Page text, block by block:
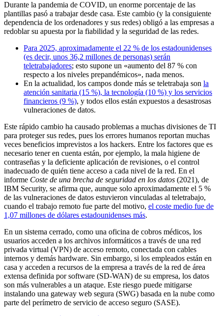
Durante la pandemia de COVID, un enorme porcentaje de las
plantillas pasó a trabajar desde casa. Este cambio (y la consiguiente
dependencia de los ordenadores y sus redes) obligó a las empresas a
redoblar su apuesta por la fiabilidad y la seguridad de las redes.
Para 2025, aproximadamente el 22 % de los estadounidenses
(es decir, unos 36,2 millones de personas) serán
teletrabajadores; esto supone un «aumento del 87 % con
respecto a los niveles prepandémicos», nada menos.
En la actualidad, los campos donde más se teletrabaja son la
atención sanitaria (15 %), la tecnología (10 %) y los servicios
financieros (9 %), y todos ellos están expuestos a desastrosas
vulneraciones de datos.
Este rápido cambio ha causado problemas a muchas divisiones de TI
para proteger sus redes, pues los errores humanos reportan muchas
veces beneficios imprevistos a los hackers. Entre los factores que es
necesario tener en cuenta están, por ejemplo, la mala higiene de
contraseñas y la deficiente aplicación de revisiones, o el control
inadecuado de quién tiene acceso a cada nivel de la red. En el
informe Coste de una brecha de seguridad en los datos (2021), de
IBM Security, se afirma que, aunque solo aproximadamente el 5 %
de las vulneraciones de datos estuvieron vinculadas al teletrabajo,
cuando el trabajo remoto fue parte del motivo, el coste medio fue de
1,07 millones de dólares estadounidenses más.
En un sistema cerrado, como una oficina de cobros médicos, los
usuarios acceden a los archivos informáticos a través de una red
privada virtual (VPN) de acceso remoto, conectada con cables
internos y demás hardware. Sin embargo, si los empleados están en
casa y acceden a recursos de la empresa a través de la red de área
extensa definida por software (SD-WAN) de su empresa, los datos
son más vulnerables a un ataque. Este riesgo puede mitigarse
instalando una gateway web segura (SWG) basada en la nube como
parte del perímetro de servicio de acceso seguro (SASE).